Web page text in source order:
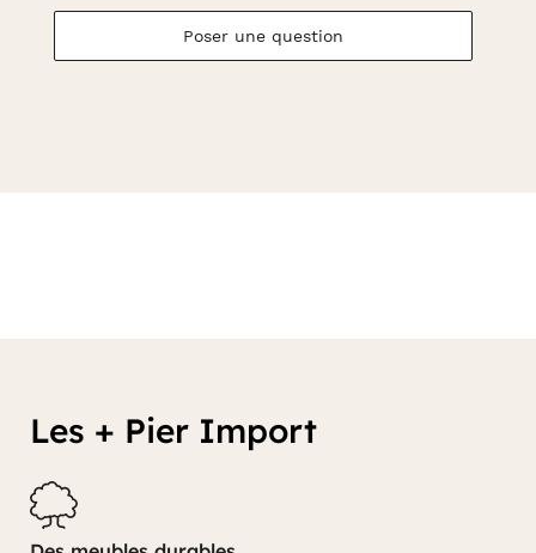
Poser une question
Les + Pier Import